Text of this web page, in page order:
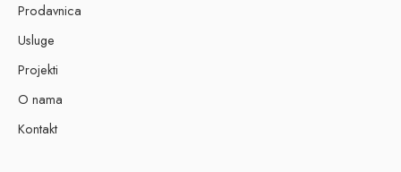
Prodavnica
Usluge
Projekti
O nama
Kontakt